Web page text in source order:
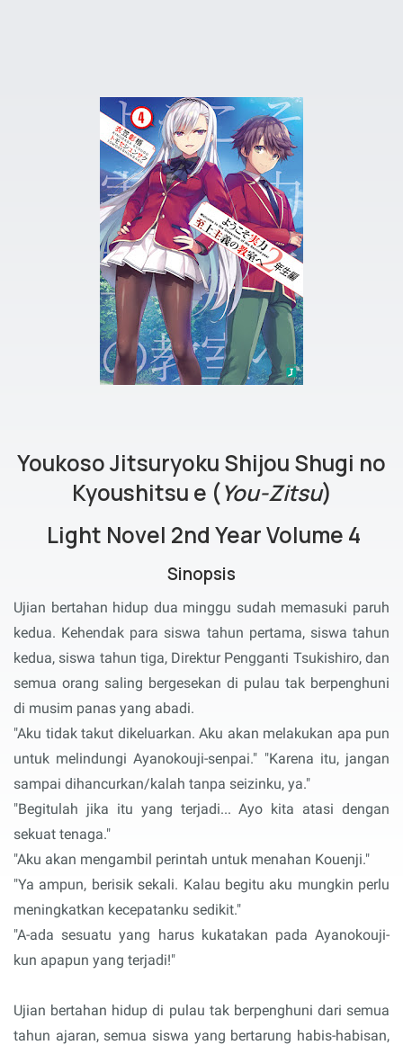
Youkoso Jitsuryoku Shijou Shugi no
Kyoushitsu e (You-Zitsu)
Light Novel 2nd Year Volume 4
Sinopsis
Ujian bertahan hidup dua minggu sudah memasuki paruh
kedua. Kehendak para siswa tahun pertama, siswa tahun
kedua, siswa tahun tiga, Direktur Pengganti Tsukishiro, dan
semua orang saling bergesekan di pulau tak berpenghuni
di musim panas yang abadi.
"Aku tidak takut dikeluarkan. Aku akan melakukan apa pun
untuk melindungi Ayanokouji-senpai." "Karena itu, jangan
sampai dihancurkan/kalah tanpa seizinku, ya."
"Begitulah jika itu yang terjadi... Ayo kita atasi dengan
sekuat tenaga."
"Aku akan mengambil perintah untuk menahan Kouenji."
"Ya ampun, berisik sekali. Kalau begitu aku mungkin perlu
meningkatkan kecepatanku sedikit."
"A-ada sesuatu yang harus kukatakan pada Ayanokouji-
kun apapun yang terjadi!"
Ujian bertahan hidup di pulau tak berpenghuni dari semua
tahun ajaran, semua siswa yang bertarung habis-habisan,